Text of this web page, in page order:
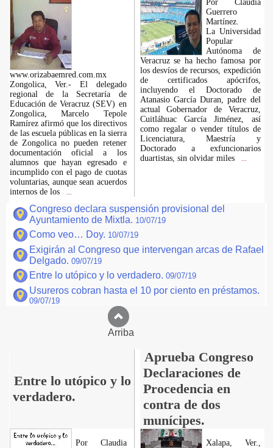
www.orizabaemred.com.mx
Zongolica, Ver.- El delegado
regional de la Secretaría de
Educación de Veracruz (SEV) en
Zongolica, Marcelo Tepole
Ramírez afirmó que los directivos
de las escuela públicas en la sierra
de Zongolica no pueden retener
documentación oficial a los
alumnos que hayan egresado e
incumplido con el pago de cuotas
voluntarias, aunque sean acuerdos
internos de los
Por Claudia
Guerrero
Martínez.
La Universidad
Popular
Autónoma de
Veracruz se ha hecho famosa por
los desvíos de recursos, expedición
de certificados apócrifos,
incluyendo el Doctorado de
Atanasio García Duran, padre del
actual Gobernador de Veracruz,
Cuitláhuac García Jiménez, así
como regalar o vender títulos de
Licenciatura, Maestría y
Doctorado a exfuncionarios
duartistas, sin olvidar miles
Congreso declara suspensión provisional del
Ayuntamiento de Mixtla. 10/07/19
Como veo… Doy. 10/07/19
Exigirán al Congreso que intervengan arcas de Rafael
Delgado. 09/07/19
Entre lo utópico y lo verdadero. 09/07/19
Usureros cobran hasta el 10 por ciento en préstamos.
09/07/19
Arriba
Entre lo utópico y lo
verdadero.
Aprueba Congreso
Declaraciones de
Procedencia en
contra de dos
munícipes.
Por Claudia
Xalapa, Ver.,